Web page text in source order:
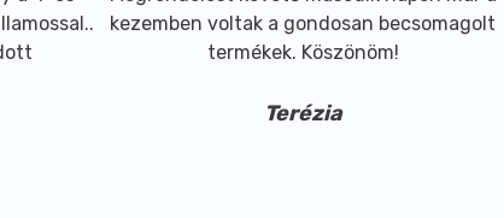
kezemben voltak a gondosan becsomagolt
termékek. Köszönöm!
Terézia